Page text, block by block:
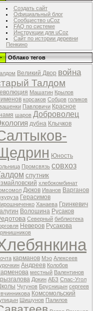
Создать сайт
Официальный блог
Сообщество uCoz
FAQ по системе
Инструкции для uCoz
Сайт по истории деревни
Пенкино
Облако тегов
Великий Двор война
Талдом
Машатин Крылов
корсаков Собцов голиков
Павловичи Красное
шаров Доброволец
дубна Клычков
Юность
Промсвязь совхоз
спутник
хлебокомбинат
Дюков Иванов Варганов
Герасимов
Ханаева Гринкевич
Волошина Русаков
Северный библиотека
Неверов Русакова
карманов Мэо Алексеев
Андреев Колобов
местный Валентинов
Докин АБЗ Спас-Угол
Чугунов Брусницын сергеев
Комсомольский
Шишунов Палилов